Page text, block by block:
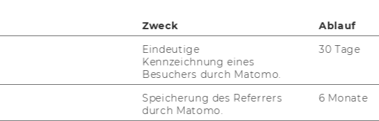
Zweck Ablauf
Eindeutige
Kennzeichnung eines
Besuchers durch Matomo.
30 Tage
Speicherung des Referrers
durch Matomo.
6 Monate